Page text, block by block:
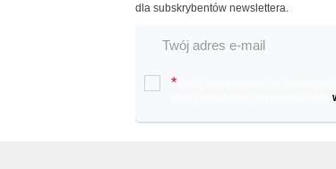
dla subskrybentów newslettera.
*